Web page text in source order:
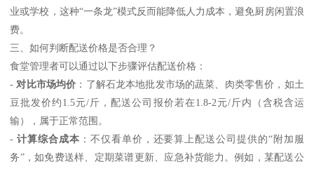
业或学校，这种“一条龙”模式反而能降低人力成本，避免厨房闲置浪
费。
三、如何判断配送价格是否合理？
食堂管理者可以通过以下步骤评估配送价格：
-对比市场均价 ：了解石龙本地批发市场的蔬菜、肉类零售价，如土
豆批发价约1.5元/斤，配送公司报价若在1.8-2元/斤内（含税含运
输），属于正常范围。
-计算综合成本 ：不仅看单价，还要算上配送公司提供的“附加服
务”，如免费送样、定期菜谱更新、应急补货能力。例如，某配送公